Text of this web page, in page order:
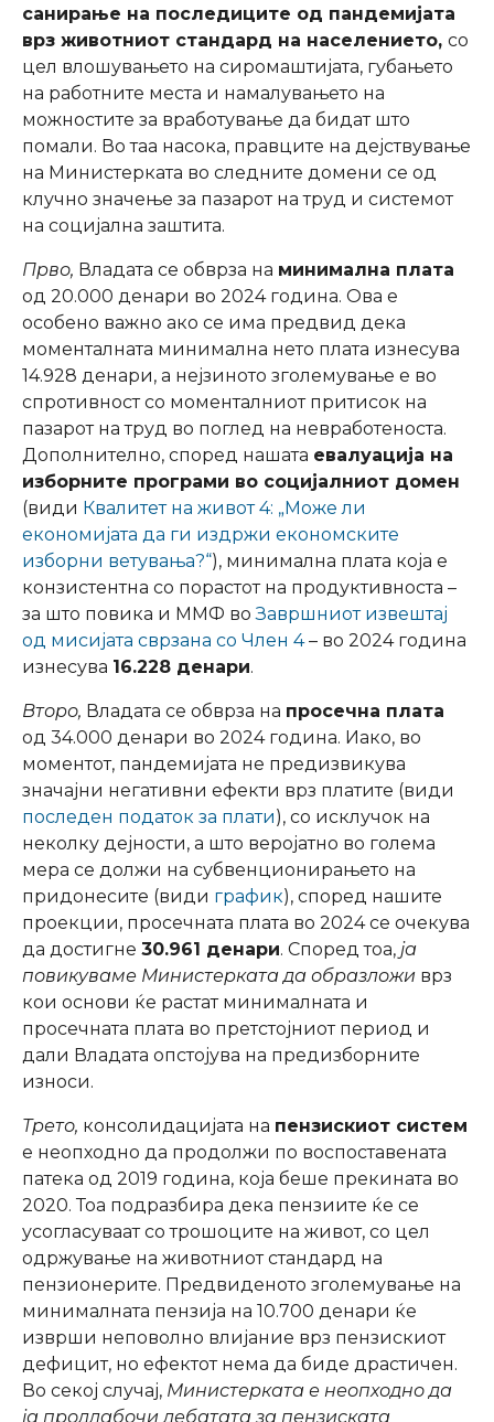
санирање на последиците од пандемијата
врз животниот стандард на населението, со
цел влошувањето на сиромаштијата, губањето
на работните места и намалувањето на
можностите за вработување да бидат што
помали. Во таа насока, правците на дејствување
на Министерката во следните домени се од
клучно значење за пазарот на труд и системот
на социјална заштита.
Прво, Владата се обврза на минимална плата
од 20.000 денари во 2024 година. Ова е
особено важно ако се има предвид дека
моменталната минимална нето плата изнесува
14.928 денари, а нејзиното зголемување е во
спротивност со моменталниот притисок на
пазарот на труд во поглед на невработеноста.
Дополнително, според нашата евалуација на
изборните програми во социјалниот домен
(види Квалитет на живот 4: „Може ли
економијата да ги издржи економските
изборни ветувања?“), минимална плата која е
конзистентна со порастот на продуктивноста –
за што повика и ММФ воЗавршниот извештај
од мисијата сврзана со Член 4– во 2024 година
изнесува 16.228 денари.
Второ, Владата се обврза на просечна плата
од 34.000 денари во 2024 година. Иако, во
моментот, пандемијата не предизвикува
значајни негативни ефекти врз платите (види
последен податок за плати), со исклучок на
неколку дејности, а што веројатно во голема
мера се должи на субвенционирањето на
придонесите (види график), според нашите
проекции, просечната плата во 2024 се очекува
да достигне 30.961 денари. Според тоа, ја
повикуваме Министерката да образложи врз
кои основи ќе растат минималната и
просечната плата во претстојниот период и
дали Владата опстојува на предизборните
износи.
Трето, консолидацијата на пензискиот систем
е неопходно да продолжи по воспоставената
патека од 2019 година, која беше прекината во
2020. Тоа подразбира дека пензиите ќе се
усогласуваат со трошоците на живот, со цел
одржување на животниот стандард на
пензионерите. Предвиденото зголемување на
минималната пензија на 10.700 денари ќе
изврши неповолно влијание врз пензискиот
дефицит, но ефектот нема да биде драстичен.
Во секој случај, Министерката е неопходно да
ја продлабочи дебатата за пензиската